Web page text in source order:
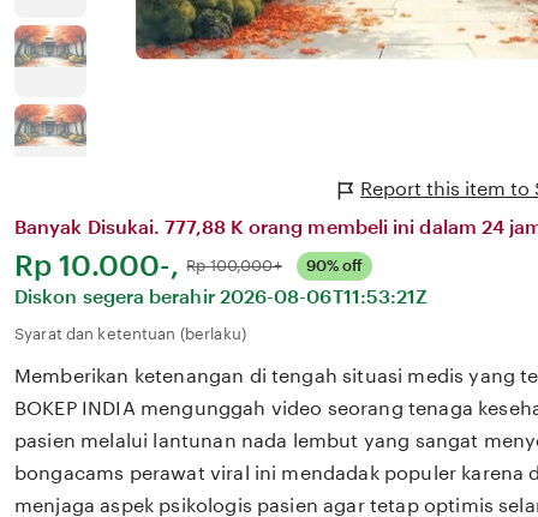
Report this item to
Banyak Disukai. 777,88 K orang membeli ini dalam 24
Harga:
Rp 10.000-, Normal:
Rp 100,000+ 90% off
Diskon segera berahir 2026-08-06T11:53:21Z
Syarat dan ketentuan (berlaku)
Memberikan ketenangan di tengah situasi medis yang
BOKEP INDIA mengunggah video seorang tenaga
pasien melalui lantunan nada lembut yang sangat
bongacams perawat viral ini mendadak populer karena
menjaga aspek psikologis pasien agar tetap optimis